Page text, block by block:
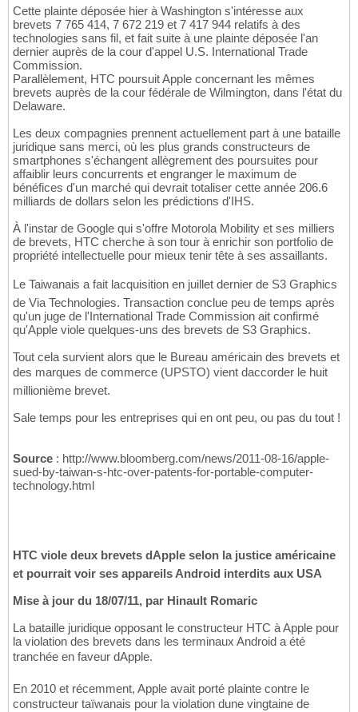
Cette plainte déposée hier à Washington s'intéresse aux
brevets 7 765 414, 7 672 219 et 7 417 944 relatifs à des
technologies sans fil, et fait suite à une plainte déposée l'an
dernier auprès de la cour d'appel U.S. International Trade
Commission.
Parallèlement, HTC poursuit Apple concernant les mêmes
brevets auprès de la cour fédérale de Wilmington, dans l'état du
Delaware.
Les deux compagnies prennent actuellement part à une bataille
juridique sans merci, où les plus grands constructeurs de
smartphones s'échangent allègrement des poursuites pour
affaiblir leurs concurrents et engranger le maximum de
bénéfices d'un marché qui devrait totaliser cette année 206.6
milliards de dollars selon les prédictions d'IHS.
À l'instar de Google qui s'offre Motorola Mobility et ses milliers
de brevets, HTC cherche à son tour à enrichir son portfolio de
propriété intellectuelle pour mieux tenir tête à ses assaillants.
Le Taiwanais a fait lacquisition en juillet dernier de S3 Graphics
de Via Technologies. Transaction conclue peu de temps après
qu'un juge de l'International Trade Commission ait confirmé
qu'Apple viole quelques-uns des brevets de S3 Graphics.
Tout cela survient alors que le Bureau américain des brevets et
des marques de commerce (UPSTO) vient daccorder le huit
millionième brevet.
Sale temps pour les entreprises qui en ont peu, ou pas du tout !
Source : http://www.bloomberg.com/news/2011-08-16/apple-
sued-by-taiwan-s-htc-over-patents-for-portable-computer-
technology.html
HTC viole deux brevets dApple selon la justice américaine
et pourrait voir ses appareils Android interdits aux USA
Mise à jour du 18/07/11, par Hinault Romaric
La bataille juridique opposant le constructeur HTC à Apple pour
la violation des brevets dans les terminaux Android a été
tranchée en faveur dApple.
En 2010 et récemment, Apple avait porté plainte contre le
constructeur taïwanais pour la violation dune vingtaine de